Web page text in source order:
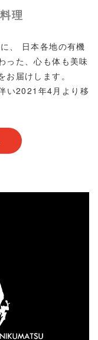
理
、 日本各地の有機
った、心も体も美味
届けします。
い2021年4月より移